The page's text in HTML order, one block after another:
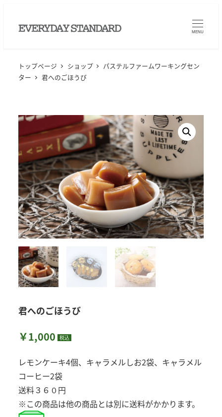
MENU
トップページ ショップ
パステルファームワーキングセン
ター
君へのごほうび
君へのごほうび
￥1,000 税込
レモンケーキ4個、キャラメルしお2袋、キャラメル
コーヒー2袋
送料３６０円
※この商品は他の商品とは別に送料がかかります。